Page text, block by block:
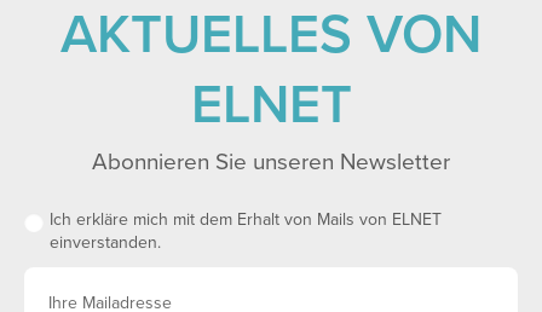
AKTUELLES VON
ELNET
Abonnieren Sie unseren Newsletter
Ich erkläre mich mit dem Erhalt von Mails von ELNET
einverstanden.